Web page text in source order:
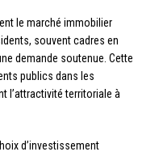
le marché immobilier
souvent cadres en
demande soutenue. Cette
publics dans les
l’attractivité territoriale à
d’investissement